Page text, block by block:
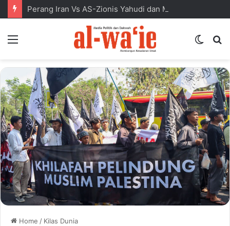
Switch
Home / Kilas Dunia